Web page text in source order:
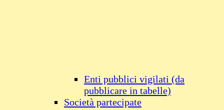
Enti pubblici vigilati (da
pubblicare in tabelle)
Società partecipate